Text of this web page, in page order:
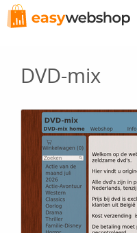
DVD-mix